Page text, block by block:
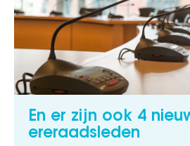
En er zijn ook 4
ereraadsleden